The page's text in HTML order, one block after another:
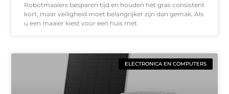
Robotmaaiers besparen tijd en houden het gras consistent
kort, maar veiligheid moet belangrijker zijn dan gemak. Als
u een maaier kiest voor een huis met
ELECTRONICA EN COMPUTERS